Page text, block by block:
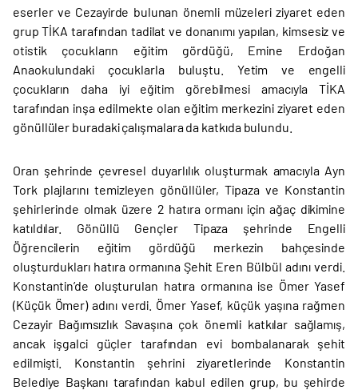
eserler ve Cezayirde bulunan önemli müzeleri ziyaret eden
grup TİKA tarafından tadilat ve donanımı yapılan, kimsesiz ve
otistik çocukların eğitim gördüğü, Emine Erdoğan
Anaokulundaki çocuklarla buluştu. Yetim ve engelli
çocukların daha iyi eğitim görebilmesi amacıyla TİKA
tarafından inşa edilmekte olan eğitim merkezini ziyaret eden
gönüllüler buradaki çalışmalara da katkıda bulundu.
Oran şehrinde çevresel duyarlılık oluşturmak amacıyla Ayn
Tork plajlarını temizleyen gönüllüler, Tipaza ve Konstantin
şehirlerinde olmak üzere 2 hatıra ormanı için ağaç dikimine
katıldılar. Gönüllü Gençler Tipaza şehrinde Engelli
Öğrencilerin eğitim gördüğü merkezin bahçesinde
oluşturdukları hatıra ormanına Şehit Eren Bülbül adını verdi.
Konstantin’de oluşturulan hatıra ormanına ise Ömer Yasef
(Küçük Ömer) adını verdi. Ömer Yasef, küçük yaşına rağmen
Cezayir Bağımsızlık Savaşına çok önemli katkılar sağlamış,
ancak işgalci güçler tarafından evi bombalanarak şehit
edilmişti. Konstantin şehrini ziyaretlerinde Konstantin
Belediye Başkanı tarafından kabul edilen grup, bu şehirde